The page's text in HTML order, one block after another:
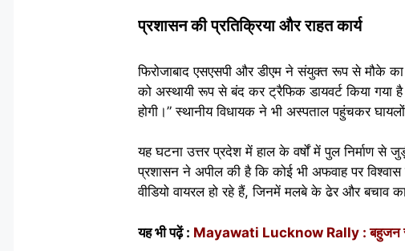
प्रशासन की प्रतिक्रिया और राहत कार्य
फिरोजाबाद एसएसपी और डीएम ने संयुक्त रूप से मौके
को अस्थायी रूप से बंद कर ट्रैफिक डायवर्ट किया गया
होगी।” स्थानीय विधायक ने भी अस्पताल पहुंचकर
यह घटना उत्तर प्रदेश में हाल के वर्षों में पुल निर्माण से
प्रशासन ने अपील की है कि कोई भी अफवाह पर
वीडियो वायरल हो रहे हैं, जिनमें मलबे के ढेर और बचाव
यह भी पढ़ें : Mayawati Lucknow Rally : बहुजन